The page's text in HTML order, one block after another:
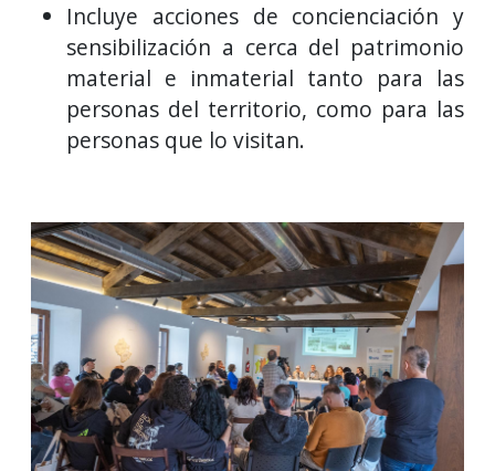
Incluye acciones de concienciación y
sensibilización a cerca del patrimonio
material e inmaterial tanto para las
personas del territorio, como para las
personas que lo visitan.